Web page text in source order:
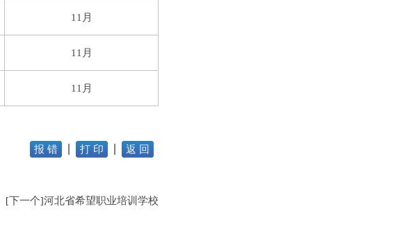
11月
11月
11月
报 错 打 印 返 回
[下一个]河北省希望职业培训学校